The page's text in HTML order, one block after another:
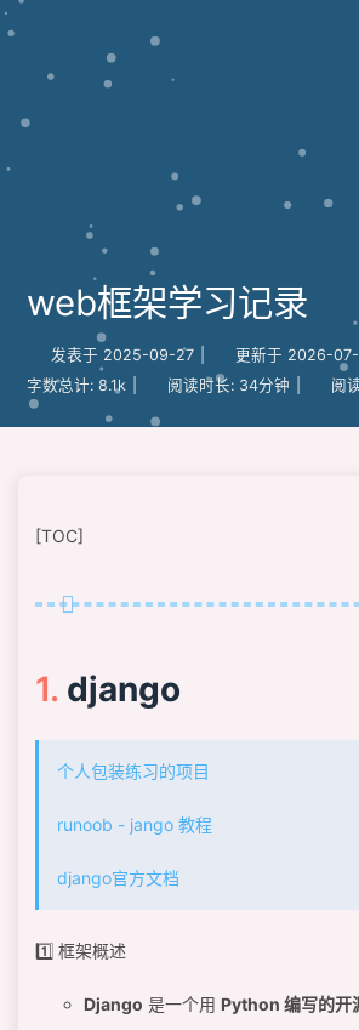
web框架学习记录
发表于 2025-09-27 更新于 2026-07-
字数总计: 8.1k 阅读时长: 34分钟 阅
[TOC]
django
个人包装练习的项目
runoob - jango 教程
django官方文档
1️⃣ 框架概述
Django 是一个用 Python 编写的开